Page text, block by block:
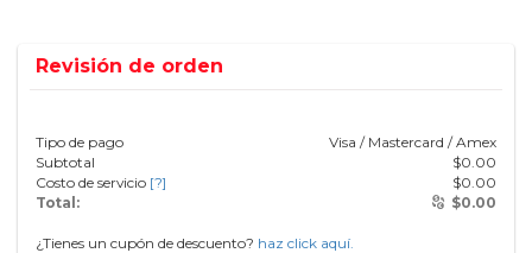
Revisión de orden
Tipo de pago
Visa / Mastercard / Amex
Subtotal
$0.00
Costo de servicio [?] $0.00
Total:
$0.00
¿Tienes un cupón de descuento? haz click aquí.